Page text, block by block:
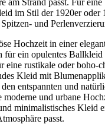
im Stil der 1920er oder
und
Hochzeit in einer
für ein opulentes
eine rustikale oder boho-
Kleid mit
entspannten und
moderne und urbane
minimalistisches Kleid
passt.